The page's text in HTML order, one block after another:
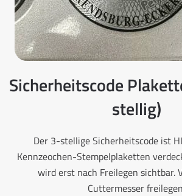
Sicherheitscode
stellig)
Der 3-stellige Sicherheitscode ist
Kennzeochen-Stempelplaketten
wird erst nach Freilegen sichtbar.
Cuttermesser